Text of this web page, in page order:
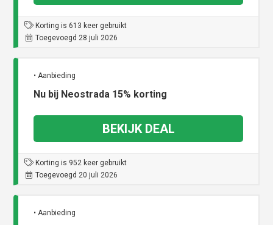
Korting is 613 keer gebruikt
Toegevoegd 28 juli 2026
• Aanbieding
Nu bij Neostrada 15% korting
BEKIJK DEAL
Korting is 952 keer gebruikt
Toegevoegd 20 juli 2026
• Aanbieding